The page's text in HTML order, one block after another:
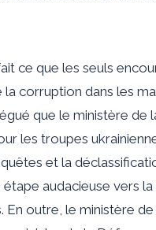
ce que les seuls
corruption dans les
que le ministère
les troupes
et la
audacieuse vers la
En outre, le ministère